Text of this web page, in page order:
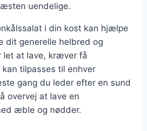
uendelige.
i din kost kan hjælpe
dit generelle helbred og
let at lave, kræver få
tilpasses til enhver
gang du leder efter en sund
overvej at lave en
æble og nødder.